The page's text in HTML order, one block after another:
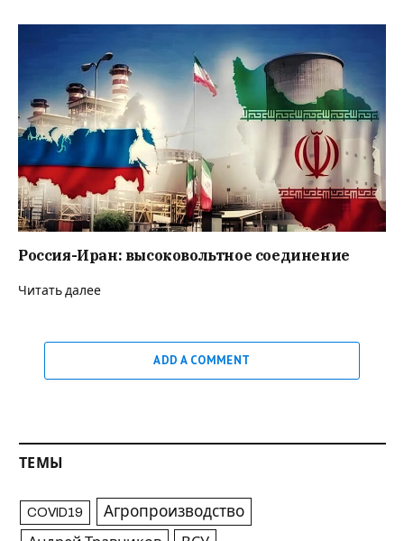
Россия-Иран: высоковольтное соединение
Читать далее
ADD A COMMENT
ТЕМЫ
COVID19 Агропроизводство